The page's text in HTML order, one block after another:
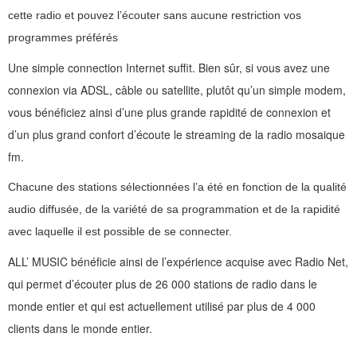
cette radio et pouvez l’écouter sans aucune restriction vos
programmes préférés
Une simple connection Internet suffit. Bien sûr, si vous avez une
connexion via ADSL, câble ou satellite, plutôt qu’un simple modem,
vous bénéficiez ainsi d’une plus grande rapidité de connexion et
d’un plus grand confort d’écoute le streaming de la radio mosaique
fm.
Chacune des stations sélectionnées l’a été en fonction de la qualité
audio diffusée, de la variété de sa programmation et de la rapidité
avec laquelle il est possible de se connecter.
ALL’ MUSIC bénéficie ainsi de l’expérience acquise avec Radio Net,
qui permet d’écouter plus de 26 000 stations de radio dans le
monde entier et qui est actuellement utilisé par plus de 4 000
clients dans le monde entier.